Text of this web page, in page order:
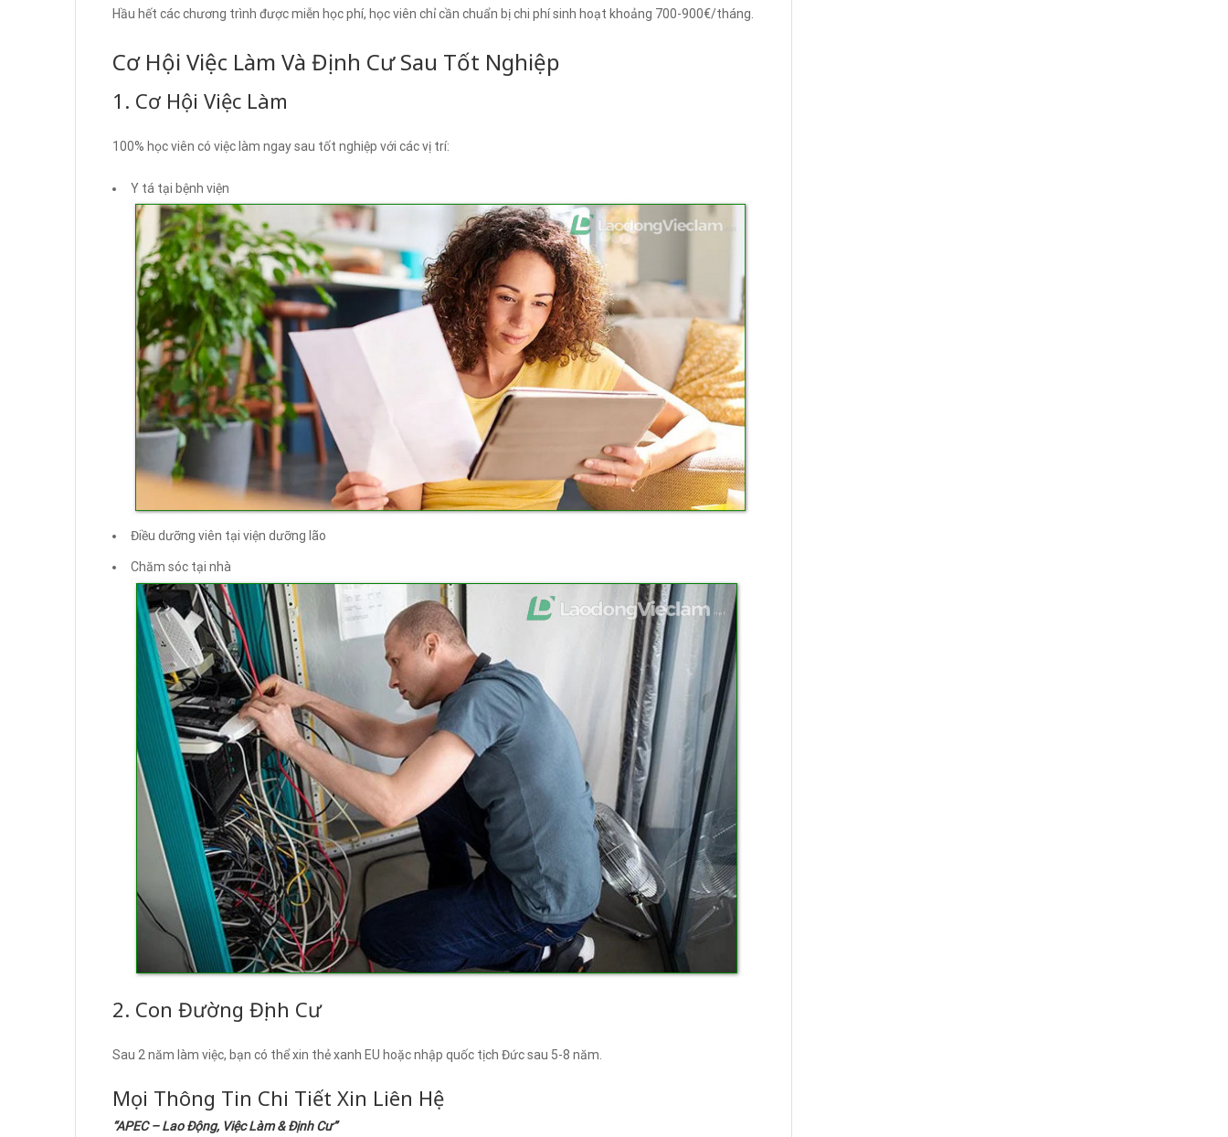
Hầu hết các chương trình được miễn học phí, học viên chỉ cần chuẩn bị chi phí sinh hoạt khoảng 700-900€/tháng.
Cơ Hội Việc Làm Và Định Cư Sau Tốt Nghiệp
1. Cơ Hội Việc Làm
100% học viên có việc làm ngay sau tốt nghiệp với các vị trí:
Y tá tại bệnh viện
Điều dưỡng viên tại viện dưỡng lão
Chăm sóc tại nhà
2. Con Đường Định Cư
Sau 2 năm làm việc, bạn có thể xin thẻ xanh EU hoặc nhập quốc tịch Đức sau 5-8 năm.
Mọi Thông Tin Chi Tiết Xin Liên Hệ
“APEC – Lao Động, Việc Làm & Định Cư”